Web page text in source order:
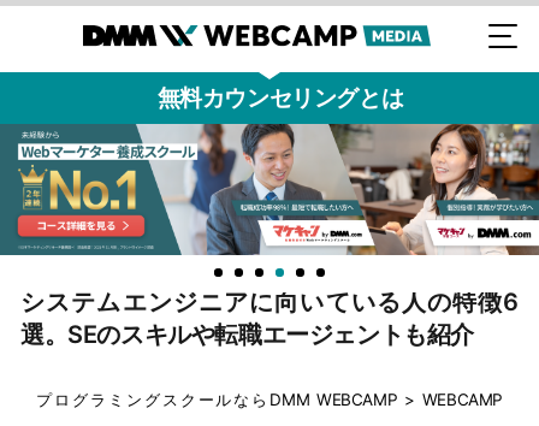
無料カウンセリングとは
システムエンジニアに向いている人の特徴6
選。SEのスキルや転職エージェントも紹介
プログラミングスクールならDMM WEBCAMP > WEBCAMP